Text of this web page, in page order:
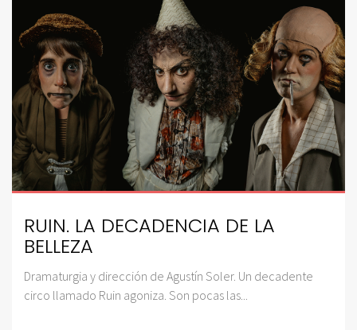
RUIN. LA DECADENCIA DE LA
BELLEZA
Dramaturgia y dirección de Agustín Soler. Un decadente
circo llamado Ruin agoniza. Son pocas las...